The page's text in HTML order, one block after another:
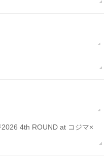
4th ROUND at コジマ×